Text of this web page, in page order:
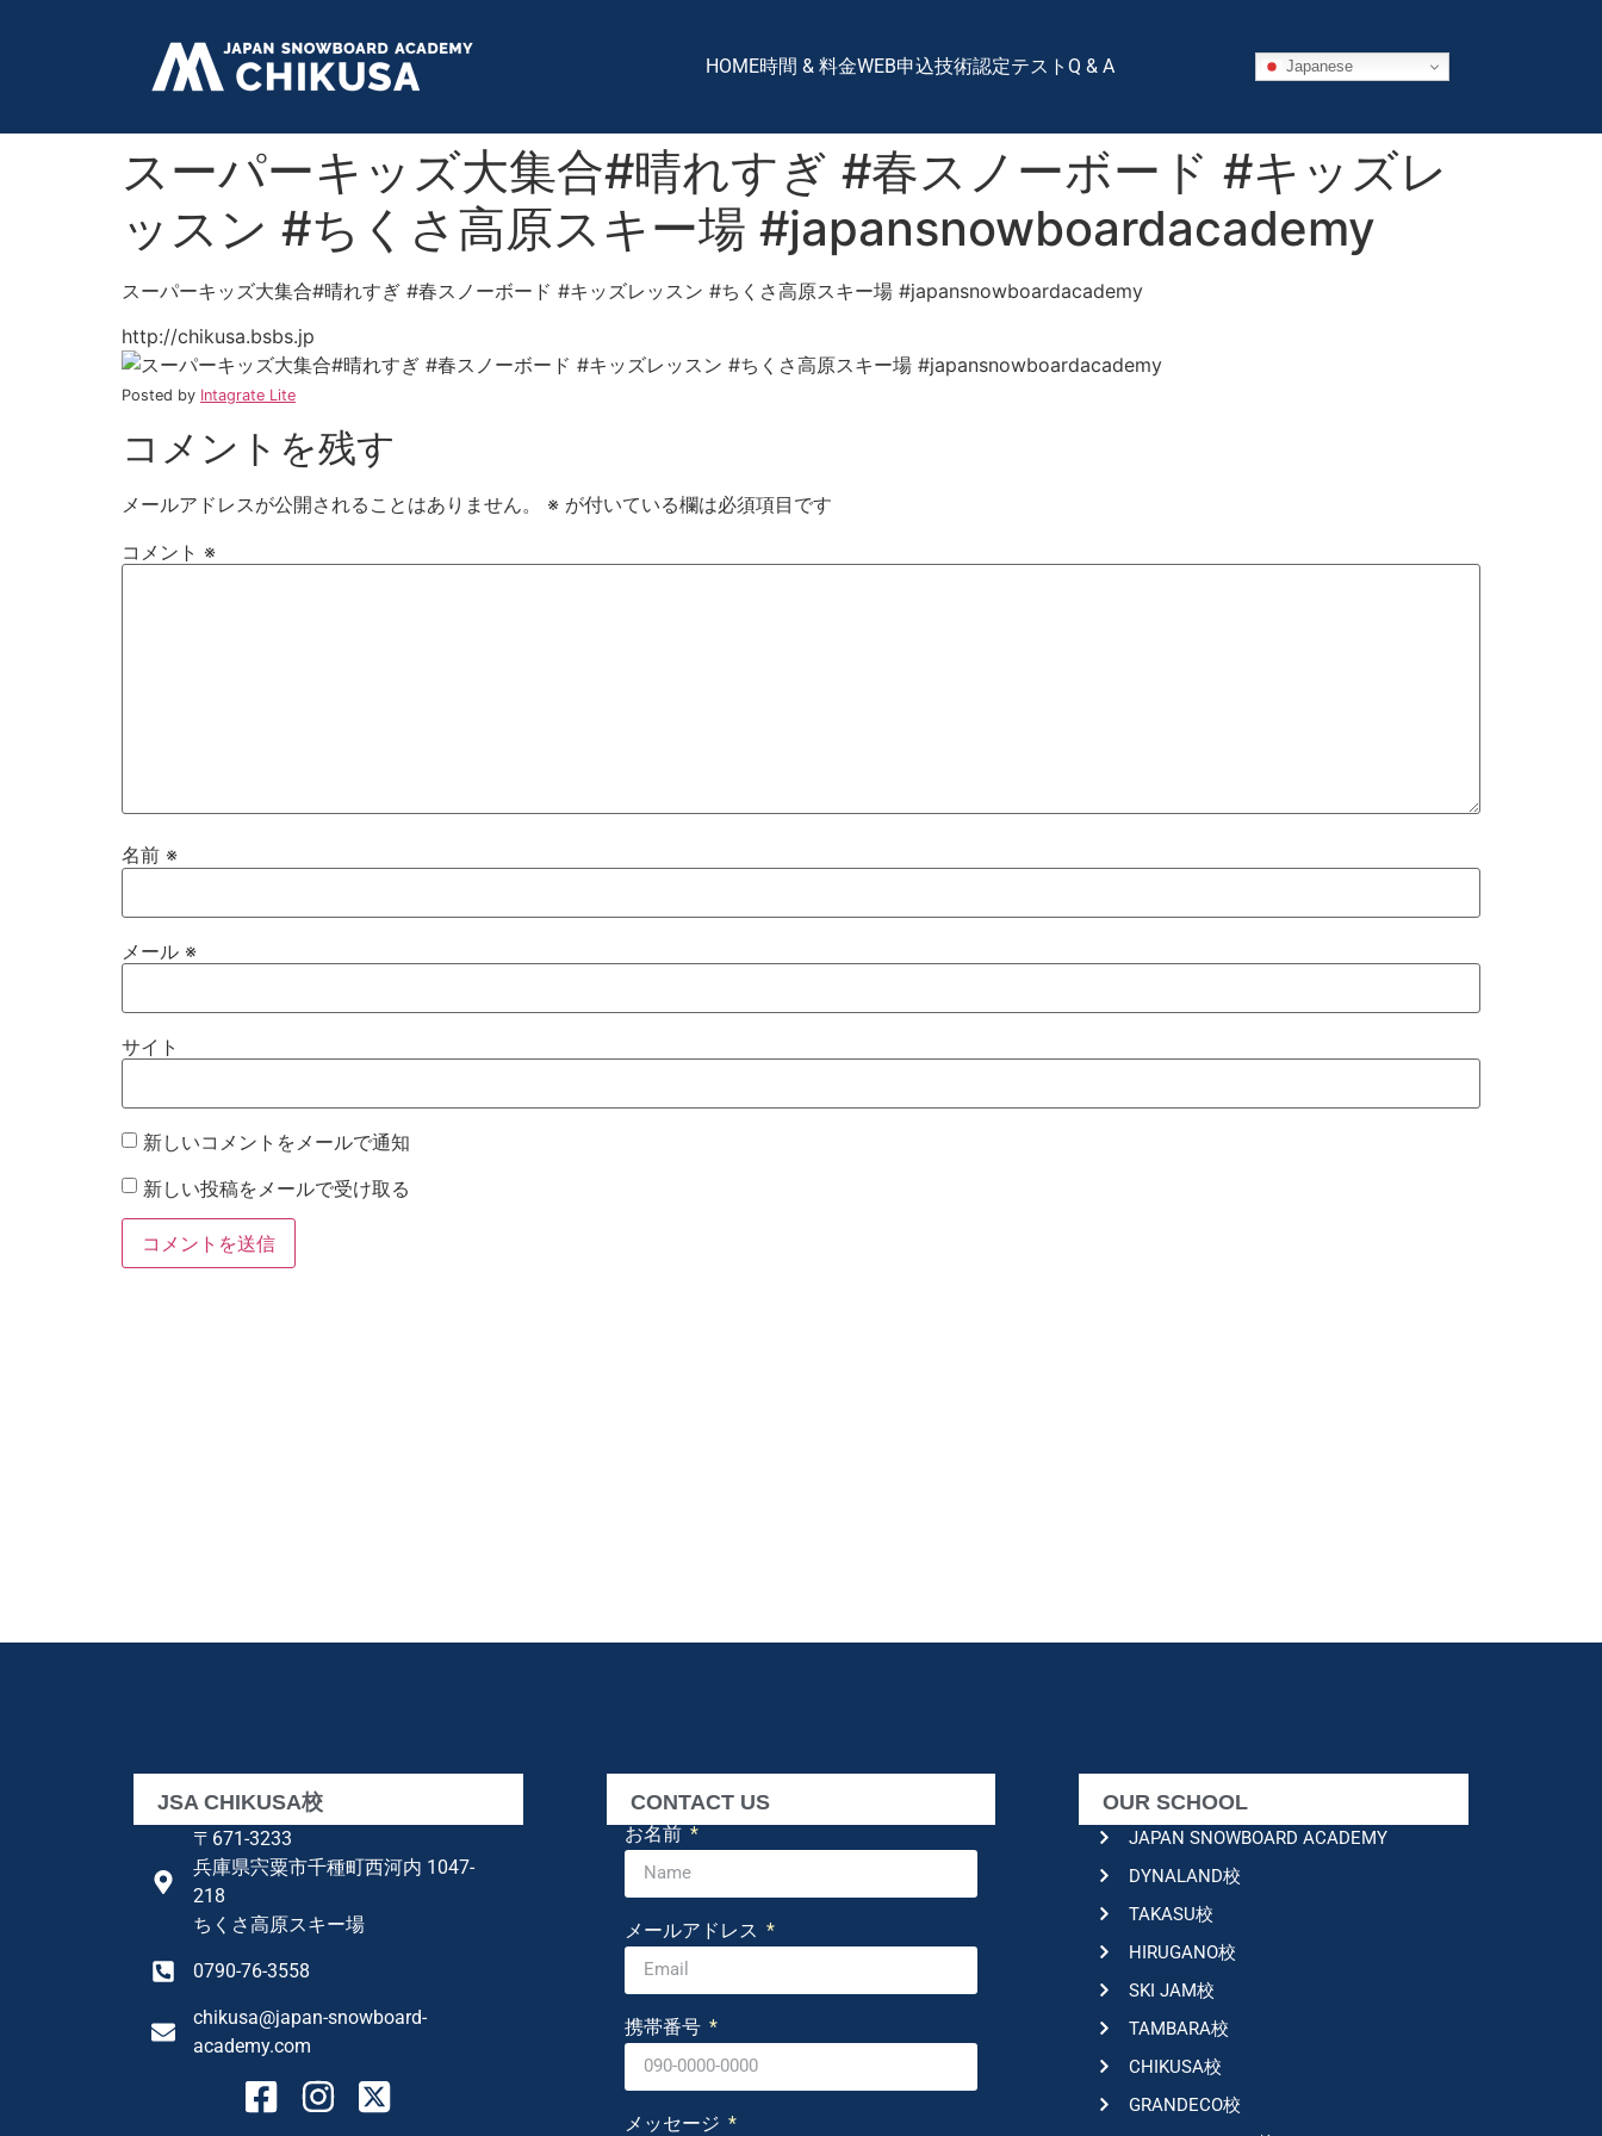
HOME時間 & 料金WEB申込技術認定テスト Q & A Japanese
スーパーキッズ大集合#晴れすぎ #春スノーボード #キッズレ
ッスン #ちくさ高原スキー場 #japansnowboardacademy
スーパーキッズ大集合#晴れすぎ #春スノーボード #キッズレッスン #ちくさ高原スキー場 #japansnowboardacademy
http://chikusa.bsbs.jp
Posted by Intagrate Lite
コメントを残す
メールアドレスが公開されることはありません。 ※ が付いている欄は必須項目です
コメント ※
名前 ※
メール ※
サイト
新しいコメントをメールで通知
新しい投稿をメールで受け取る
JSA CHIKUSA校
〒671-3233
兵庫県宍粟市千種町西河内 1047-
218
ちくさ高原スキー場
0790-76-3558
chikusa@japan-snowboard-
academy.com
CONTACT US
お名前
メールアドレス
携帯番号
メッセージ
OUR SCHOOL
JAPAN SNOWBOARD ACADEMY
DYNALAND校
TAKASU校
HIRUGANO校
SKI JAM校
TAMBARA校
CHIKUSA校
GRANDECO校